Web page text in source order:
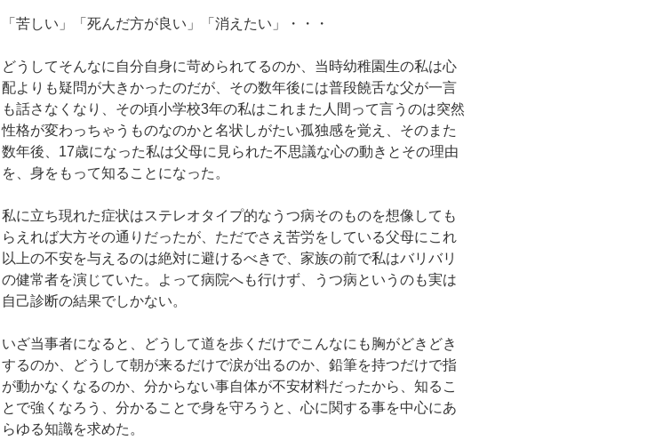
「苦しい」「死んだ方が良い」「消えたい」・・・
どうしてそんなに自分自身に苛められてるのか、当時幼稚園生の私は心
配よりも疑問が大きかったのだが、その数年後には普段饒舌な父が一言
も話さなくなり、その頃小学校3年の私はこれまた人間って言うのは突然
性格が変わっちゃうものなのかと名状しがたい孤独感を覚え、そのまた
数年後、17歳になった私は父母に見られた不思議な心の動きとその理由
を、身をもって知ることになった。
私に立ち現れた症状はステレオタイプ的なうつ病そのものを想像しても
らえれば大方その通りだったが、ただでさえ苦労をしている父母にこれ
以上の不安を与えるのは絶対に避けるべきで、家族の前で私はバリバリ
の健常者を演じていた。よって病院へも行けず、うつ病というのも実は
自己診断の結果でしかない。
いざ当事者になると、どうして道を歩くだけでこんなにも胸がどきどき
するのか、どうして朝が来るだけで涙が出るのか、鉛筆を持つだけで指
が動かなくなるのか、分からない事自体が不安材料だったから、知るこ
とで強くなろう、分かることで身を守ろうと、心に関する事を中心にあ
らゆる知識を求めた。